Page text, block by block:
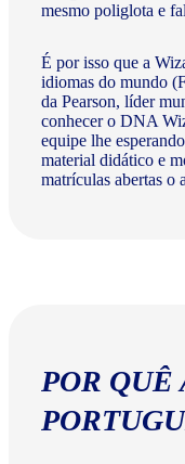
mesmo poliglota e
É por isso que a
idiomas do mundo
da Pearson, líder
conhecer o DNA
equipe lhe
material didático e
matrículas abertas o
POR QUÊ